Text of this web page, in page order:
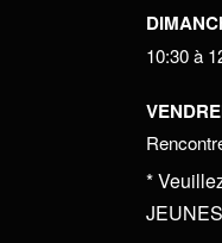
10:30 à
*